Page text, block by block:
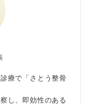
療で「さとう整骨
し、即効性のある